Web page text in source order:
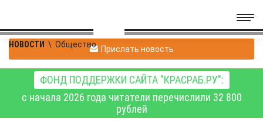
НОВОСТИ \ Общество Прислать новость
ФОНД ПОДДЕРЖКИ САЙТА "КРАСРАБ.РУ":
с начала 2026 года читатели перечислили 32 800
рублей